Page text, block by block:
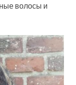
волосы и